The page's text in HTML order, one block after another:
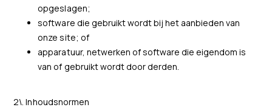
opgeslagen;
software die gebruikt wordt bij het aanbieden van
onze site; of
apparatuur, netwerken of software die eigendom is
van of gebruikt wordt door derden.
2\. Inhoudsnormen